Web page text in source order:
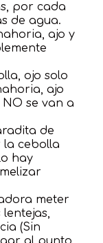
por cada
de agua.
ajo y
ojo solo
ajo
se van a
de
la cebolla
hay
meter
(Sin